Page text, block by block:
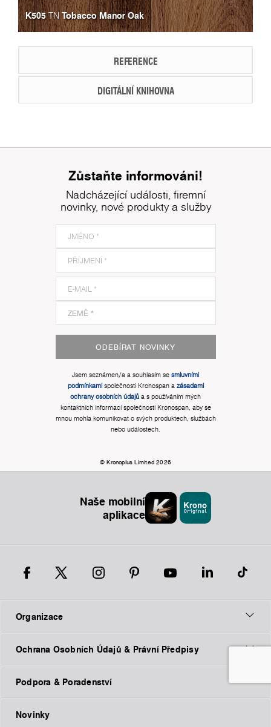
K505TNTobacco Manor Oak
REFERENCE
DIGITÁLNÍ KNIHOVNA
Zůstaňte informováni!
Nadcházející události, firemní
novinky, nové produkty a služby
ODEBÍRAT NOVINKY
Jsem seznámen/a a souhlasím se smluvními
podmínkamispolečnosti Kronospan a zásadami
ochrany osobních údajů a s používáním mých
kontaktních informací společnosti Kronospan, aby se
mnou mohla komunikovat o svých produktech, službách
nebo událostech.
© Kronoplus Limited 2026
Naše mobilní
aplikace
Organizace
Ochrana Osobních Údajů & Právní Předpisy
Podpora & Poradenství
Novinky